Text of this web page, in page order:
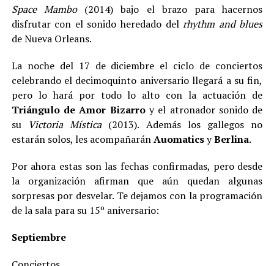
Space Mambo (2014) bajo el brazo para hacernos
disfrutar con el sonido heredado delrhythm and blues
de Nueva Orleans.
La noche del 17 de diciembre el ciclo de conciertos
celebrando el decimoquinto aniversario llegará a su fin,
pero lo hará por todo lo alto con la actuación de
Triángulo de Amor Bizarroy el atronador sonido de
su Victoria Mística (2013). Además los gallegos no
estarán solos, les acompañaránAuomaticsyBerlina.
Por ahora estas son las fechas confirmadas, pero desde
la organización afirman que aún quedan algunas
sorpresas por desvelar. Te dejamos con la programación
de la sala para su 15º aniversario:
Septiembre